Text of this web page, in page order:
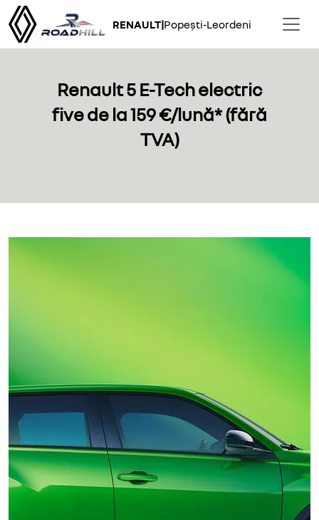
RENAULT|Popești-Leordeni
Renault 5 E-Tech electric
five de la 159 €/lună* (fără
TVA)